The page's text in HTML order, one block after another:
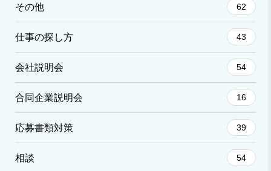
その他 62
仕事の探し方 43
会社説明会 54
合同企業説明会 16
応募書類対策 39
相談 54